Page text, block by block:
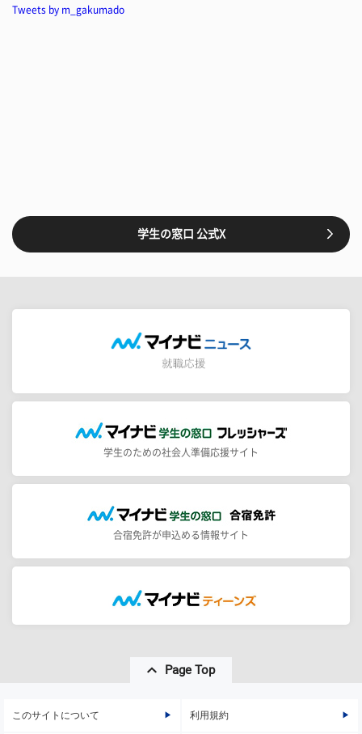
Tweets by m_gakumado
学生の窓口 公式X
学生のための社会人準備応援サイト
合宿免許が申込める情報サイト
Page Top
このサイトについて 利用規約